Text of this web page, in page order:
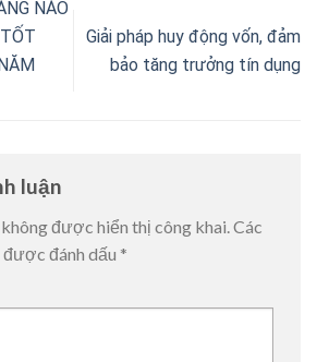
NÀO
Giải pháp huy động vốn, đảm
bảo tăng trưởng tín dụng
luận
được hiển thị công khai.Các
đánh dấu *